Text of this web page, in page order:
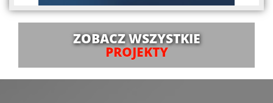
ZOBACZ WSZYSTKIE
PROJEKTY